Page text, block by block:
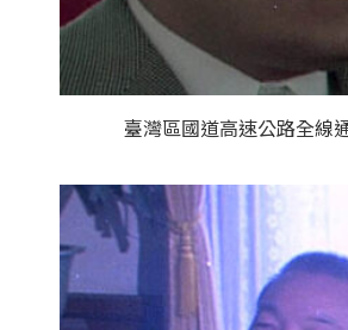
臺灣區國道高速公路全線